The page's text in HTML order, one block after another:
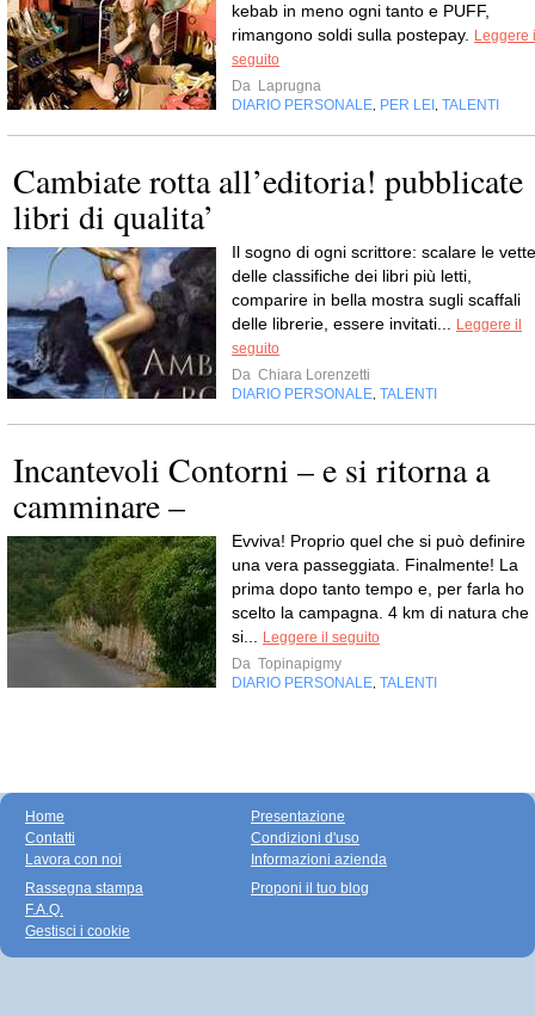
kebab in meno ogni tanto e PUFF,
rimangono soldi sulla postepay.
Leggere
seguito
Da Laprugna
DIARIO PERSONALE PER LEI TALENTI
Cambiate rotta all’editoria! pubblicate
libri di qualita’
Il sogno di ogni scrittore: scalare le vette
delle classifiche dei libri più letti,
comparire in bella mostra sugli scaffali
delle librerie, essere invitati...
Leggere il
seguito
Da Chiara Lorenzetti
DIARIO PERSONALE TALENTI
Incantevoli Contorni – e si ritorna a
camminare –
Evviva! Proprio quel che si può definire
una vera passeggiata. Finalmente! La
prima dopo tanto tempo e, per farla ho
scelto la campagna. 4 km di natura che
si...
Leggere il seguito
Da Topinapigmy
DIARIO PERSONALE TALENTI
Home
Contatti
Lavora con noi
Presentazione
Condizioni d'uso
Informazioni azienda
Rassegna stampa
F.A.Q.
Gestisci i cookie
Proponi il tuo blog